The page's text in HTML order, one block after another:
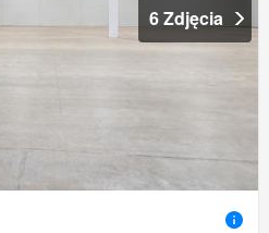
6 Zdjęcia